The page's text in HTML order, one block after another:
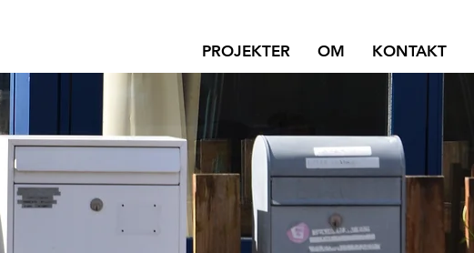
PROJEKTER OM KONTAKT